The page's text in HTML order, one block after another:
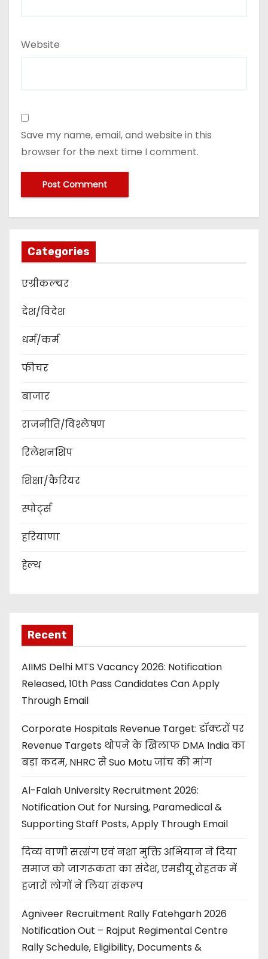
Website
Save my name, email, and website in this
browser for the next time I comment.
Categories
एग्रीकल्चर
देश/विदेश
धर्म/कर्म
फीचर
बाजार
राजनीति/विश्लेषण
रिलेशनशिप
शिक्षा/कैरियर
स्पोर्ट्स
हरियाणा
हेल्थ
Recent
AIIMS Delhi MTS Vacancy 2026: Notification
Released, 10th Pass Candidates Can Apply
Through Email
Corporate Hospitals Revenue Target: डॉक्टरों पर
Revenue Targets थोपने के खिलाफ DMA India का
बड़ा कदम, NHRC से Suo Motu जांच की मांग
Al-Falah University Recruitment 2026:
Notification Out for Nursing, Paramedical &
Supporting Staff Posts, Apply Through Email
दिव्य वाणी सत्संग एवं नशा मुक्ति अभियान ने दिया
समाज को जागरूकता का संदेश, एमडीयू रोहतक में
हजारों लोगों ने लिया संकल्प
Agniveer Recruitment Rally Fatehgarh 2026
Notification Out – Rajput Regimental Centre
Rally Schedule, Eligibility, Documents &